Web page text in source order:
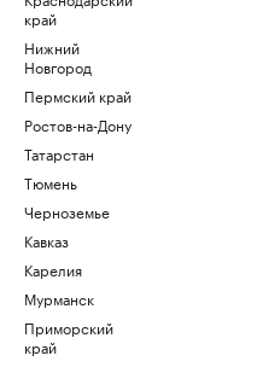
край
Нижний
Новгород
Пермский край
Ростов-на-Дону
Татарстан
Тюмень
Черноземье
Кавказ
Карелия
Мурманск
Приморский
край